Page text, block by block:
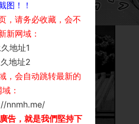
图！！
，请务必收藏，会不
新网域：
地址1
地址2
，会自动跳转最新的
：
nnmh.me/
告，就是我們堅持下